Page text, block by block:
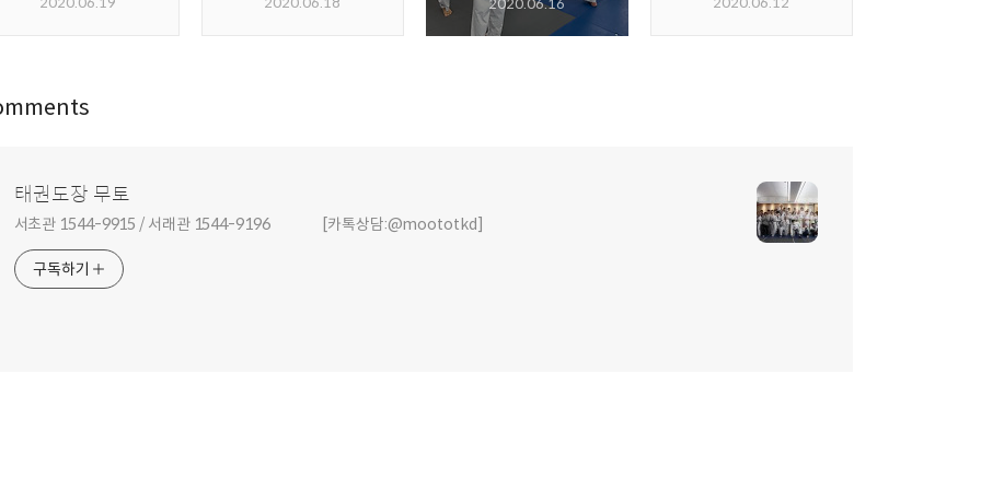
2020.06.16
태권도장 무토
서초관 1544-9915 / 서래관 1544-9196 [카톡상담:@moototkd]
구독하기